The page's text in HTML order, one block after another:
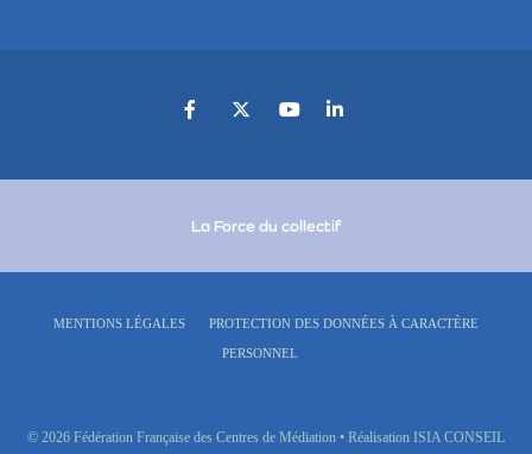
La Force du collectif
MENTIONS LÉGALES PROTECTION DES DONNÉES À CARACTÈRE
PERSONNEL
© 2026 Fédération Française des Centres de Médiation • Réalisation ISIA CONSEIL